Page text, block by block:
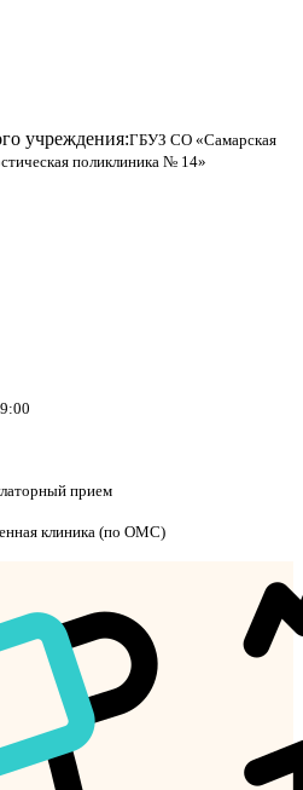
учреждения:ГБУЗ СО «Самарская
поликлиника № 14»
прием
клиника (по ОМС)